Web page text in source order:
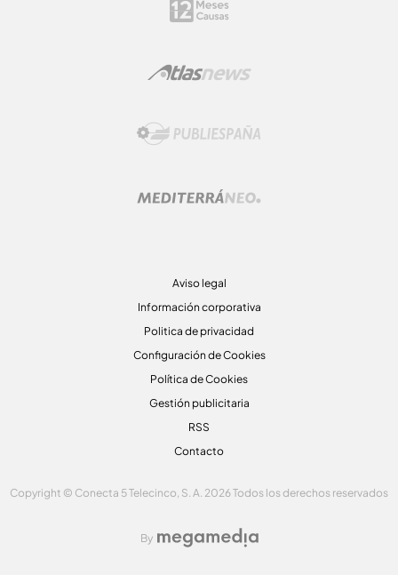
Aviso legal
Información corporativa
Politica de privacidad
Configuración de Cookies
Política de Cookies
Gestión publicitaria
RSS
Contacto
Copyright © Conecta 5 Telecinco, S. A. 2026 Todos los derechos reservados
By